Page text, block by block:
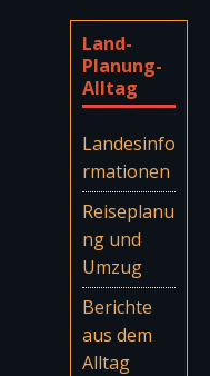
Land-
Planung-
Alltag
Landesinfo
rmationen
Reiseplanu
ng und
Umzug
Berichte
aus dem
Alltag